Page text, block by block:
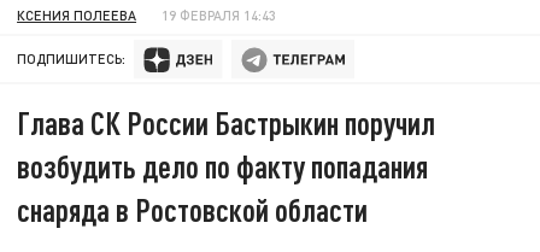
КСЕНИЯ ПОЛЕЕВА 19 ФЕВРАЛЯ 14:43
ПОДПИШИТЕСЬ:
Глава СК России Бастрыкин поручил
возбудить дело по факту попадания
снаряда в Ростовской области